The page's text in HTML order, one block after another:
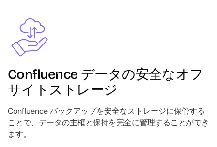
Image
Confluence データの安全なオフ
サイトストレージ
Confluence バックアップを安全なストレージに保管する
ことで、データの主権と保持を完全に管理することができ
ます。